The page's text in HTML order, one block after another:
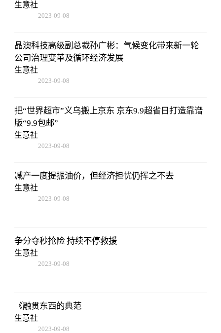
生意社
2023-09-08
晶澳科技高级副总裁孙广彬：气候变化带来新一轮
公司治理变革及循环经济发展
生意社
2023-09-08
把“世界超市”义乌搬上京东 京东9.9超省日打造靠谱
版“9.9包邮”
生意社
2023-09-08
减产一度提振油价，但经济担忧仍挥之不去
生意社
2023-09-08
争分夺秒抢险 持续不停救援
生意社
2023-09-08
《融贯东西的典范
生意社
2023-09-08